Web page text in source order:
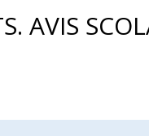
AVIS